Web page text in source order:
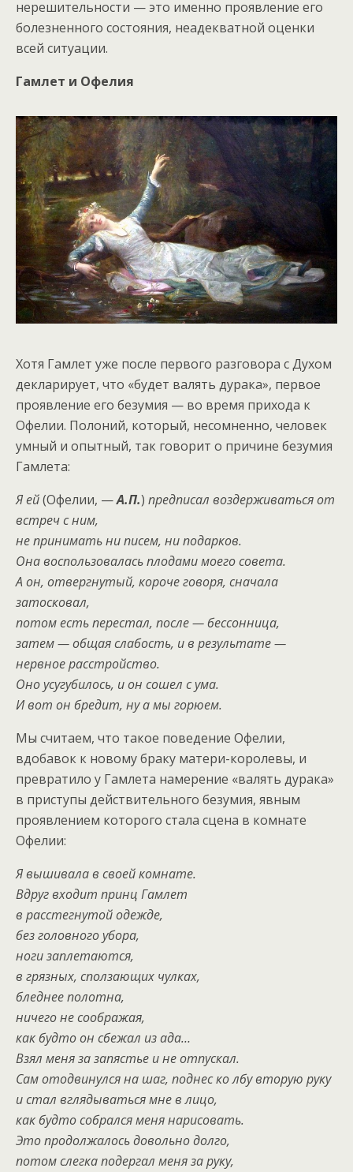
нерешительности — это именно проявление его
болезненного состояния, неадекватной оценки
всей ситуации.
Гамлет и Офелия
Хотя Гамлет уже после первого разговора с Духом
декларирует, что «будет валять дурака», первое
проявление его безумия — во время прихода к
Офелии. Полоний, который, несомненно, человек
умный и опытный, так говорит о причине безумия
Гамлета:
Я ей(Офелии, —А.П.) предписал воздерживаться от
встреч с ним,
не принимать ни писем, ни подарков.
Она воспользовалась плодами моего совета.
А он, отвергнутый, короче говоря, сначала
затосковал,
потом есть перестал, после — бессонница,
затем — общая слабость, и в результате —
нервное расстройство.
Оно усугубилось, и он сошел с ума.
И вот он бредит, ну а мы горюем.
Мы считаем, что такое поведение Офелии,
вдобавок к новому браку матери-королевы, и
превратило у Гамлета намерение «валять дурака»
в приступы действительного безумия, явным
проявлением которого стала сцена в комнате
Офелии:
Я вышивала в своей комнате.
Вдруг входит принц Гамлет
в расстегнутой одежде,
без головного убора,
ноги заплетаются,
в грязных, сползающих чулках,
бледнее полотна,
ничего не соображая,
как будто он сбежал из ада…
Взял меня за запястье и не отпускал.
Сам отодвинулся на шаг, поднес ко лбу вторую руку
и стал вглядываться мне в лицо,
как будто собрался меня нарисовать.
Это продолжалось довольно долго,
потом слегка подергал меня за руку,